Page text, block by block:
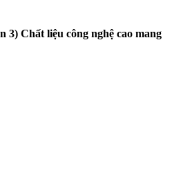
Chất liệu công nghệ cao mang